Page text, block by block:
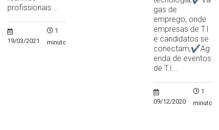
profissionais...
19/03/2021
1
minuto
gas de
emprego, onde
empresas de T.I
e candidatos se
conectam;✔Ag
enda de eventos
de T.I...
09/12/2020
1
minuto